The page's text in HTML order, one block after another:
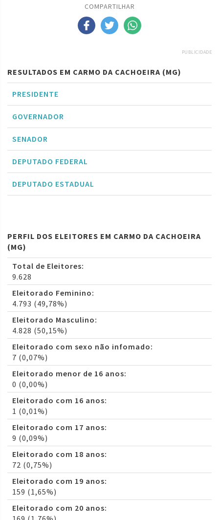
COMPARTILHAR
PUBLICIDADE
RESULTADOS EM CARMO DA CACHOEIRA (MG)
PRESIDENTE
GOVERNADOR
SENADOR
DEPUTADO FEDERAL
DEPUTADO ESTADUAL
PERFIL DOS ELEITORES EM CARMO DA CACHOEIRA
(MG)
Total de Eleitores:
9.628
Eleitorado Feminino:
4.793 (49,78%)
Eleitorado Masculino:
4.828 (50,15%)
Eleitorado com sexo não infomado:
7 (0,07%)
Eleitorado menor de 16 anos:
0 (0,00%)
Eleitorado com 16 anos:
1 (0,01%)
Eleitorado com 17 anos:
9 (0,09%)
Eleitorado com 18 anos:
72 (0,75%)
Eleitorado com 19 anos:
159 (1,65%)
Eleitorado com 20 anos: